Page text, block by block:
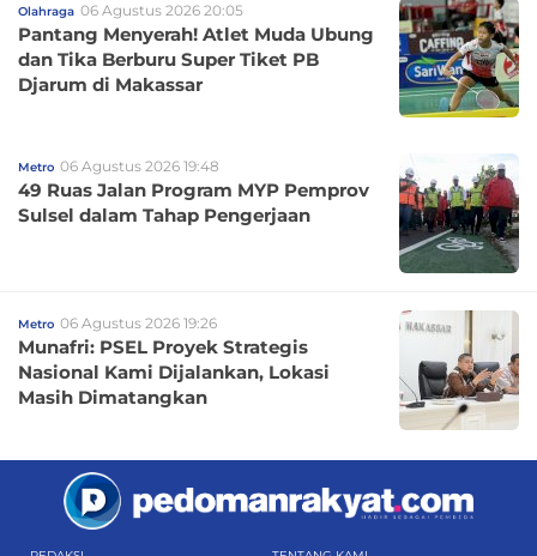
Olahraga 06 Agustus 2026 20:05
Pantang Menyerah! Atlet Muda Ubung
dan Tika Berburu Super Tiket PB
Djarum di Makassar
Metro 06 Agustus 2026 19:48
49 Ruas Jalan Program MYP Pemprov
Sulsel dalam Tahap Pengerjaan
Metro 06 Agustus 2026 19:26
Munafri: PSEL Proyek Strategis
Nasional Kami Dijalankan, Lokasi
Masih Dimatangkan